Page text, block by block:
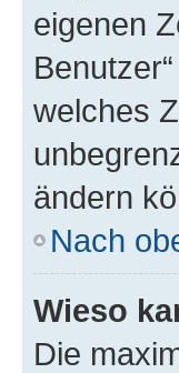
eigenen
welches
ändern
Nach
Wieso
Die